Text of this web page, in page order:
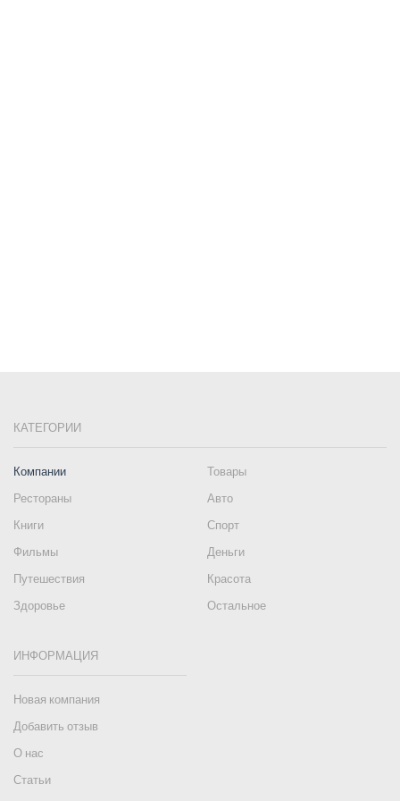
КАТЕГОРИИ
Компании
Товары
Рестораны
Авто
Книги
Спорт
Фильмы
Деньги
Путешествия
Красота
Здоровье
Остальное
ИНФОРМАЦИЯ
Новая компания
Добавить отзыв
О нас
Статьи